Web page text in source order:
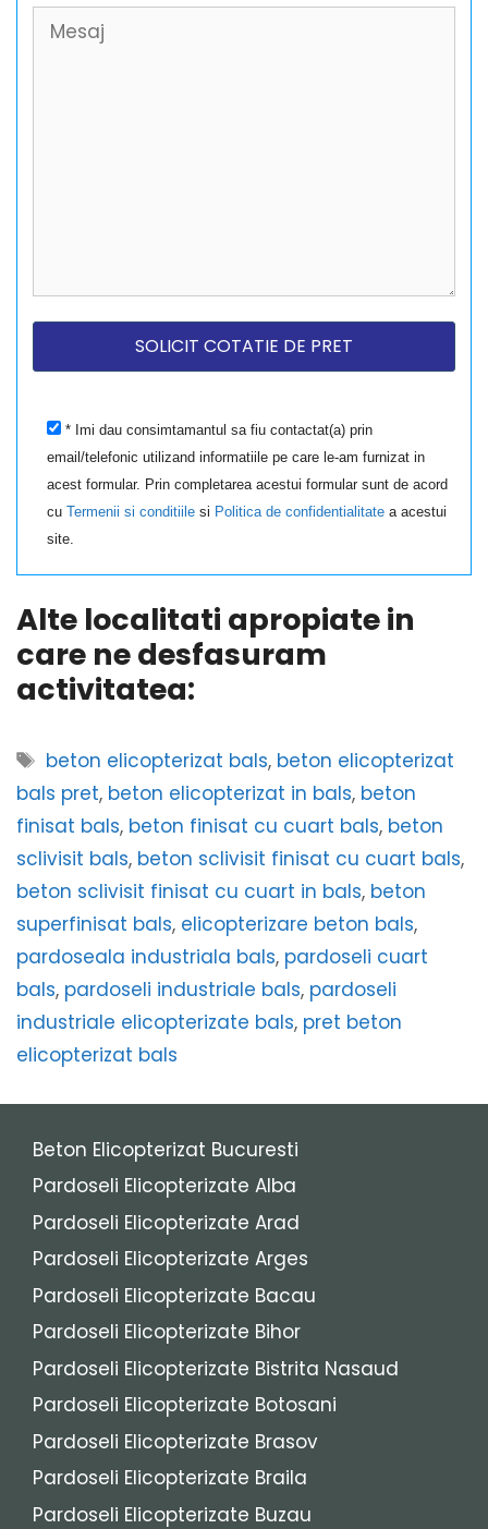
* Imi dau consimtamantul sa fiu contactat(a) prin
email/telefonic utilizand informatiile pe care le-am furnizat in
acest formular. Prin completarea acestui formular sunt de acord
cuTermenii si conditiile si Politica de confidentialitate a acestui
site.
Alte localitati apropiate in
care ne desfasuram
activitatea:
Etichete
beton elicopterizat bals, beton elicopterizat
bals pret, beton elicopterizat in bals, beton
finisat bals, beton finisat cu cuart bals, beton
sclivisit bals, beton sclivisit finisat cu cuart bals,
beton sclivisit finisat cu cuart in bals, beton
superfinisat bals, elicopterizare beton bals,
pardoseala industriala bals, pardoseli cuart
bals, pardoseli industriale bals, pardoseli
industriale elicopterizate bals, pret beton
elicopterizat bals
Beton Elicopterizat Bucuresti
Pardoseli Elicopterizate Alba
Pardoseli Elicopterizate Arad
Pardoseli Elicopterizate Arges
Pardoseli Elicopterizate Bacau
Pardoseli Elicopterizate Bihor
Pardoseli Elicopterizate Bistrita Nasaud
Pardoseli Elicopterizate Botosani
Pardoseli Elicopterizate Brasov
Pardoseli Elicopterizate Braila
Pardoseli Elicopterizate Buzau